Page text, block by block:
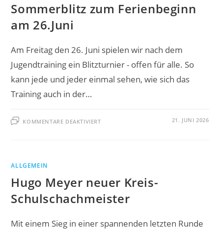
Sommerblitz zum Ferienbeginn
am 26.Juni
Am Freitag den 26. Juni spielen wir nach dem
Jugendtraining ein Blitzturnier - offen für alle. So
kann jede und jeder einmal sehen, wie sich das
Training auch in der…
KOMMENTARE DEAKTIVIERTFÜR 21. JUNI 2026
ALLGEMEIN
Hugo Meyer neuer Kreis-
Schulschachmeister
Mit einem Sieg in einer spannenden letzten Runde